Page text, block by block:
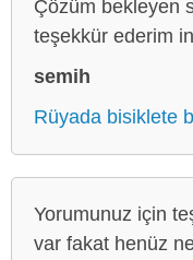
Çözüm bekleyen
teşekkür ederim
semih
Rüyada bisiklete
Yorumunuz için
var fakat henüz